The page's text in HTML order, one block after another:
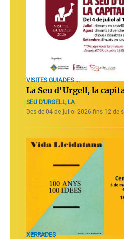
VISITES GUIADES ...
La Seu d'Urgell, la
SEU D'URGELL, LA
Des de 04 de juliol 2026 fins 12 de
XERRADES